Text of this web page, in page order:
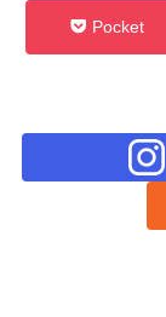
Pocket